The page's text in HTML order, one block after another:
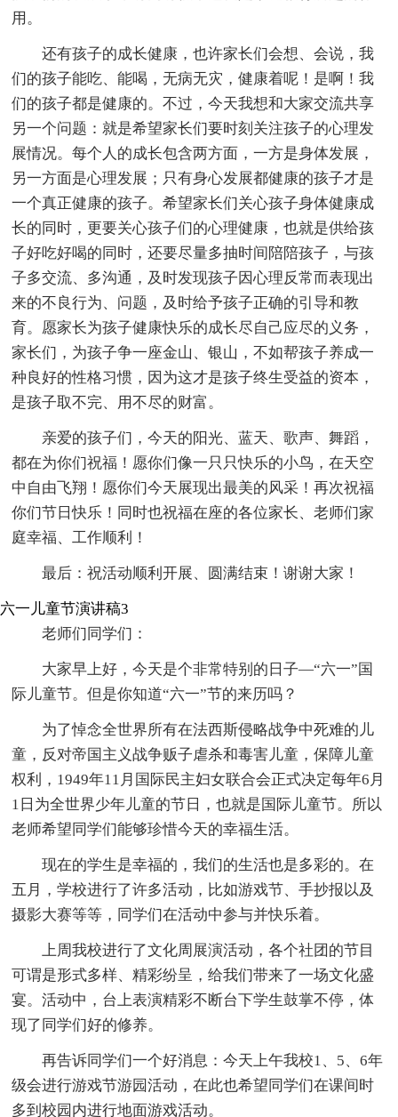
用。
还有孩子的成长健康，也许家长们会想、会说，我
们的孩子能吃、能喝，无病无灾，健康着呢！是啊！我
们的孩子都是健康的。不过，今天我想和大家交流共享
另一个问题：就是希望家长们要时刻关注孩子的心理发
展情况。每个人的成长包含两方面，一方是身体发展，
另一方面是心理发展；只有身心发展都健康的孩子才是
一个真正健康的孩子。希望家长们关心孩子身体健康成
长的同时，更要关心孩子们的心理健康，也就是供给孩
子好吃好喝的同时，还要尽量多抽时间陪陪孩子，与孩
子多交流、多沟通，及时发现孩子因心理反常而表现出
来的不良行为、问题，及时给予孩子正确的引导和教
育。愿家长为孩子健康快乐的成长尽自己应尽的义务，
家长们，为孩子争一座金山、银山，不如帮孩子养成一
种良好的性格习惯，因为这才是孩子终生受益的资本，
是孩子取不完、用不尽的财富。
亲爱的孩子们，今天的阳光、蓝天、歌声、舞蹈，
都在为你们祝福！愿你们像一只只快乐的小鸟，在天空
中自由飞翔！愿你们今天展现出最美的风采！再次祝福
你们节日快乐！同时也祝福在座的各位家长、老师们家
庭幸福、工作顺利！
最后：祝活动顺利开展、圆满结束！谢谢大家！
六一儿童节演讲稿3
老师们同学们：
大家早上好，今天是个非常特别的日子—“六一”国
际儿童节。但是你知道“六一”节的来历吗？
为了悼念全世界所有在法西斯侵略战争中死难的儿
童，反对帝国主义战争贩子虐杀和毒害儿童，保障儿童
权利，1949年11月国际民主妇女联合会正式决定每年6月
1日为全世界少年儿童的节日，也就是国际儿童节。所以
老师希望同学们能够珍惜今天的幸福生活。
现在的学生是幸福的，我们的生活也是多彩的。在
五月，学校进行了许多活动，比如游戏节、手抄报以及
摄影大赛等等，同学们在活动中参与并快乐着。
上周我校进行了文化周展演活动，各个社团的节目
可谓是形式多样、精彩纷呈，给我们带来了一场文化盛
宴。活动中，台上表演精彩不断台下学生鼓掌不停，体
现了同学们好的修养。
再告诉同学们一个好消息：今天上午我校1、5、6年
级会进行游戏节游园活动，在此也希望同学们在课间时
多到校园内进行地面游戏活动。